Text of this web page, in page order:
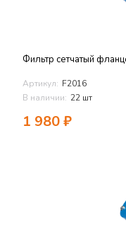
Фильтр сетчатый
Артикул: F2016
В наличии: 22 шт
1 980₽